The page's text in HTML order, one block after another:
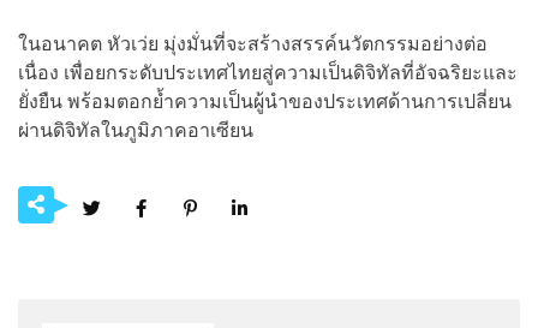
ในอนาคต หัวเว่ย มุ่งมั่นที่จะสร้างสรรค์นวัตกรรมอย่างต่อ
เนื่อง เพื่อยกระดับประเทศไทยสู่ความเป็นดิจิทัลที่อัจฉริยะและ
ยั่งยืน พร้อมตอกย้ำความเป็นผู้นำของประเทศด้านการเปลี่ยน
ผ่านดิจิทัลในภูมิภาคอาเซียน